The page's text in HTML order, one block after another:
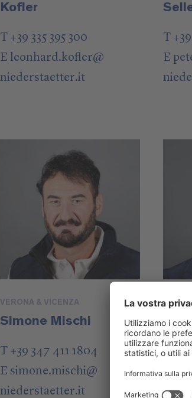
Kofler
T +39 335 395 300
E leonhard.kofler@
niederstaetter.it
T
E
VERONA & VICENZA
Simone Mischi
T +39 347 411 1804
E simone.mischi@
niederstaetter.it
T
E